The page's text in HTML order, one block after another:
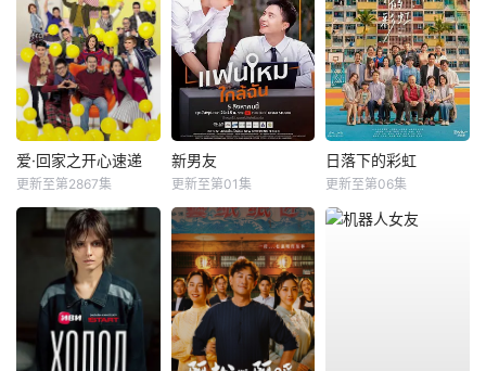
爱·回家之开心速递
更新至第2867集
新男友
更新至第01集
日落下的彩虹
更新至第06集